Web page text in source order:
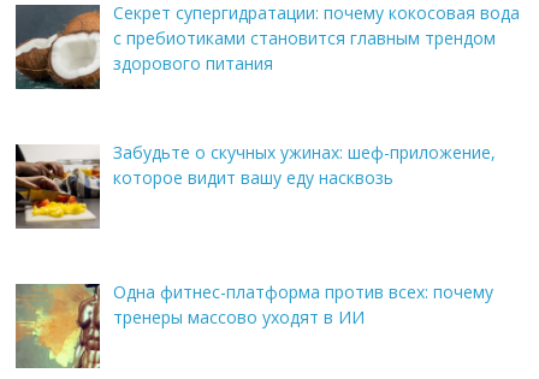
Секрет супергидратации: почему кокосовая вода
с пребиотиками становится главным трендом
здорового питания
Забудьте о скучных ужинах: шеф-приложение,
которое видит вашу еду насквозь
Одна фитнес-платформа против всех: почему
тренеры массово уходят в ИИ